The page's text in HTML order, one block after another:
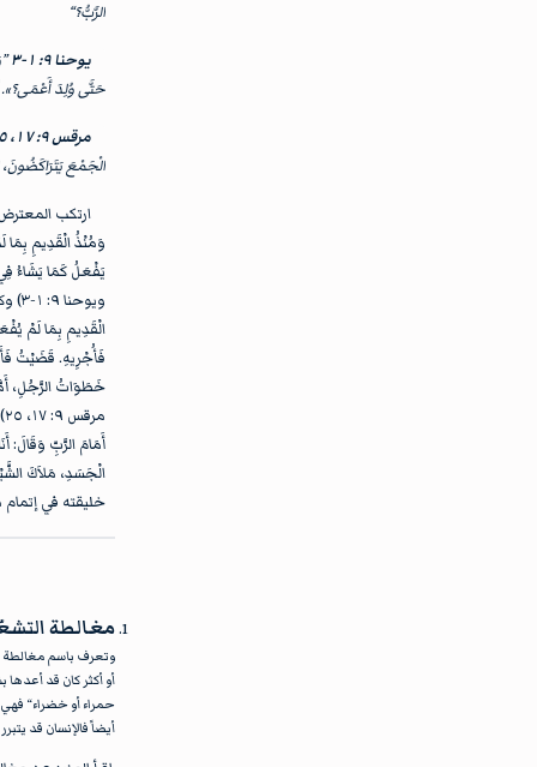
الرَّبُّ؟“
يوحنا ٩: ١-٣
حَتَّى وُلِدَ أَعْمَى؟».
مرقس ٩: ١٧، ٢٥
الْجَمْعَ يَتَرَاكَضُونَ،
ارتكب
وَمُنْذُ الْقَدِيمِ
ويوحنا ٩: ١-٣) وكذلك فإن الله يستخدم وسائل معينة في إتمام مشيئته
الْقَدِيمِ بِمَا لَمْ
فَأُجْرِيهِ. قَضَيْتُ
خَطَوَاتُ الرَّجُلِ،
مرقس ٩: ١٧، ٢٥). حتى إن الشياطين تُستَخدَم من قبل الله في إتمام مشيئته (ا
أَمَامَ الرَّبِّ وَقَالَ:
الْجَسَدِ، مَلاَكَ
خليقته في إتمام
مغالطة
وتعرف باسم مغالطة
أو أكثر كان قد أعدها
حمراء أو خضراء“
أيضاً فالإنسان قد